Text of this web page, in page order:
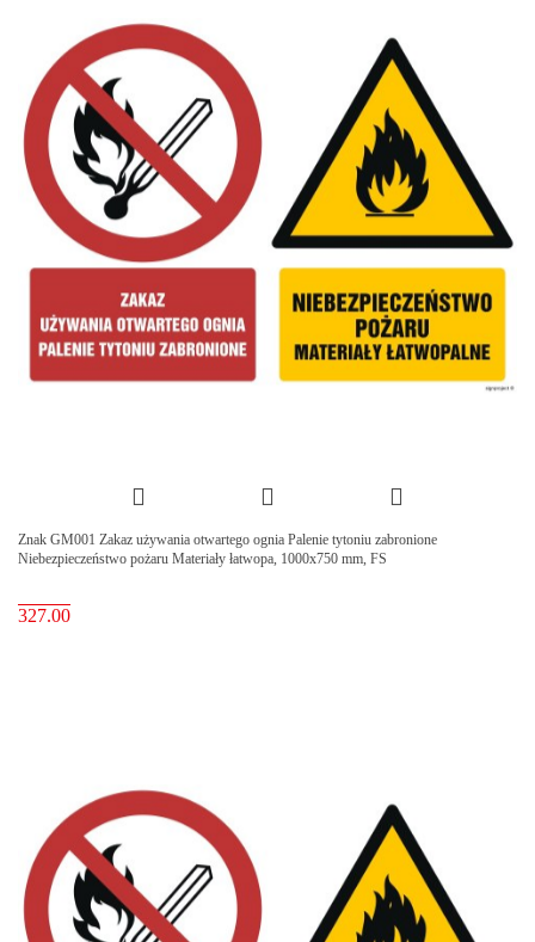
Znak GM001 Zakaz używania otwartego ognia Palenie tytoniu zabronione
Niebezpieczeństwo pożaru Materiały łatwopa, 1000x750 mm, FS
327.00